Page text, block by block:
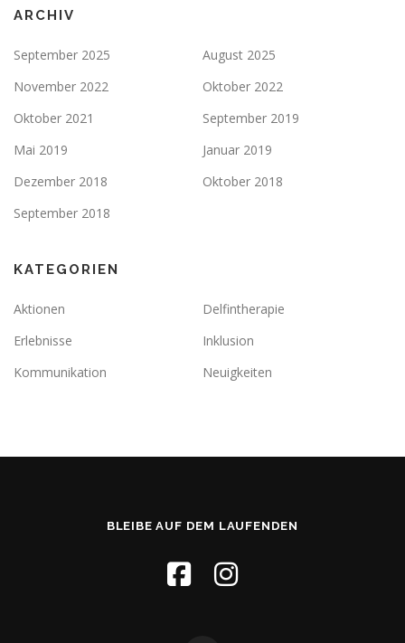
ARCHIV
September 2025
August 2025
November 2022
Oktober 2022
Oktober 2021
September 2019
Mai 2019
Januar 2019
Dezember 2018
Oktober 2018
September 2018
KATEGORIEN
Aktionen
Delfintherapie
Erlebnisse
Inklusion
Kommunikation
Neuigkeiten
BLEIBE AUF DEM LAUFENDEN